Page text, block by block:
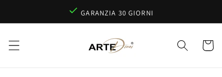
ai contenuti
GARANZIA 30 GIORNI
Carrello